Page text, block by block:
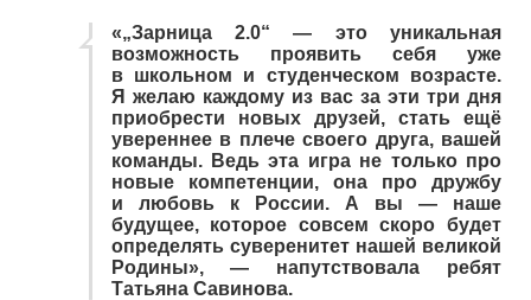
«„Зарница 2.0“ — это уникальная
возможность проявить себя уже
в школьном и студенческом возрасте.
Я желаю каждому из вас за эти три дня
приобрести новых друзей, стать ещё
увереннее в плече своего друга, вашей
команды. Ведь эта игра не только про
новые компетенции, она про дружбу
и любовь к России. А вы — наше
будущее, которое совсем скоро будет
определять суверенитет нашей великой
Родины», — напутствовала ребят
Татьяна Савинова.